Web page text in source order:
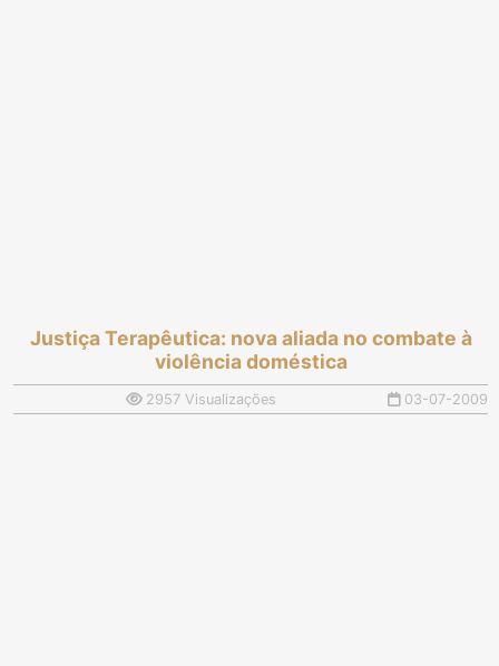
Justiça Terapêutica: nova aliada no combate à
violência doméstica
2957 Visualizações 03-07-2009